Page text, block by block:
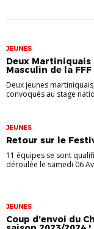
JEUNES
Deux
Masculin de la FFF
Deux jeunes
convoqués au stage
JEUNES
Retour sur le
11 équipes se sont
déroulée le samedi 06
JEUNES
Coup d’envoi du